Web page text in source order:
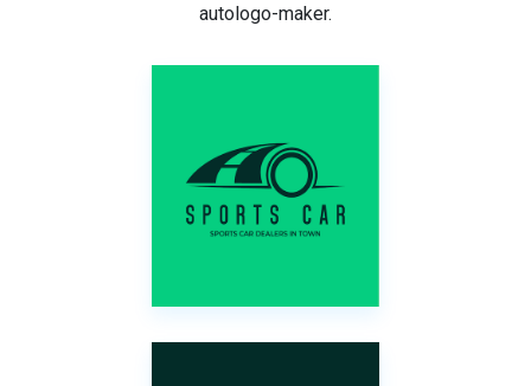
autologo-maker.